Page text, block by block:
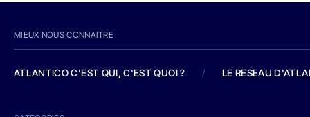
MIEUX NOUS CONNAITRE
ATLANTICO C'EST QUI, C'EST QUOI ? / LE RESEAU